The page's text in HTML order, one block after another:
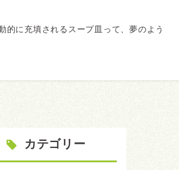
的に充填されるスープ皿って、夢のよう
カテゴリー